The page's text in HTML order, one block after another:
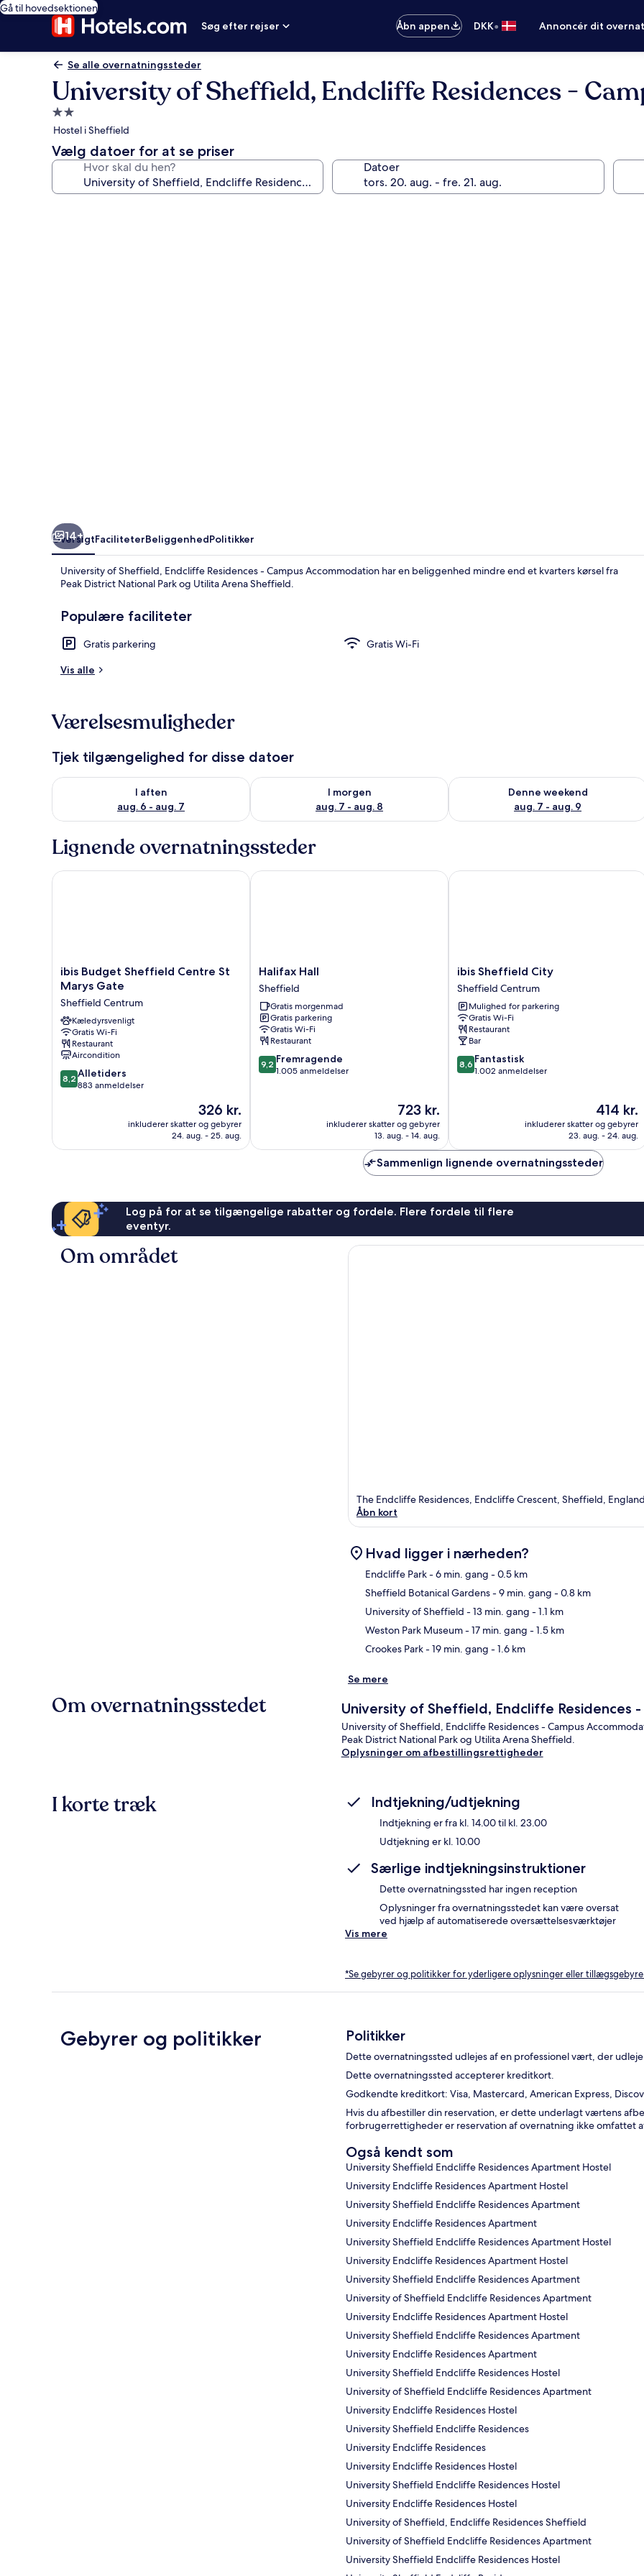
Gå til hovedsektionen
Søg efter rejser
Åbn appen DKK• Annoncér dit
Se alle overnatningssteder
University of Sheffield, Endcliffe Residences -
2.0-
stjernet
overnatningssted
Hostel i Sheffield
Vælg datoer for at se priser
Hvor skal du hen? Datoer
14+
OversigtFaciliteterBeliggenhedPolitikker
University of Sheffield, Endcliffe Residences - Campus Accommodation har en beliggenhed mindre end et kvarters kørsel fra
Peak District National Park og Utilita Arena Sheffield.
Populære faciliteter
Gratis parkering
Gratis Wi-Fi
Vis alle
Værelsesmuligheder
Tjek tilgængelighed for disse datoer
I aften
aug. 6 - aug. 7
Tjek tilgængelighed for i aften aug. 6 - aug. 7
I morgen
aug. 7 - aug. 8
Tjek tilgængelighed for i morgen aug. 7 - aug. 8
Denne weekend
aug. 7 - aug. 9
Tjek tilgængelighed for denne
Lignende overnatningssteder
ibis
Budget
Sheffield
Centre
St
Marys
Gate
Sheffield
Centrum
ibis Budget Sheffield Centre St
Marys Gate
Sheffield Centrum
Kæledyrsvenligt
Gratis Wi-Fi
Restaurant
Aircondition
8.2
ud
anmeldelser
8,2 Alletiders
883 anmeldelser
Prisen
er
326 kr.
326 kr.
inkluderer skatter og gebyrer
24. aug. - 25. aug.
ibis Budget Sheffield Centre St Marys Gate
Halifax
Hall
Sheffield
Halifax Hall
Sheffield
Gratis morgenmad
Gratis parkering
Gratis Wi-Fi
Restaurant
9.2
ud
9,2 Fremragende
1.005 anmeldelser
Prisen
er
723 kr.
723 kr.
inkluderer skatter og gebyrer
13. aug. - 14. aug.
Halifax Hall
ibis
Sheffield
City
Sheffield
Centrum
ibis Sheffield City
Sheffield Centrum
Mulighed for parkering
Gratis Wi-Fi
Restaurant
Bar
8.6
ud
8,6 Fantastisk
1.002 anmeldelser
Prisen
er
414 kr.
414 kr.
inkluderer skatter og gebyrer
23. aug. - 24. aug.
ibis Sheffield City
Sammenlign lignende overnatningssteder
Log på for at se tilgængelige rabatter og fordele. Flere fordele til flere
eventyr.
Om området
The Endcliffe Residences, Endcliffe Crescent, Sheffield,
Åbn kort
Hvad ligger i nærheden?
Endcliffe Park- 6 min. gang - 0.5 km
Sheffield Botanical Gardens- 9 min. gang - 0.8 km
University of Sheffield - 13 min. gang - 1.1 km
Weston Park Museum- 17 min. gang - 1.5 km
Crookes Park- 19 min. gang - 1.6 km
Se mere
Om overnatningsstedet University of Sheffield, Endcliffe Residences
University of Sheffield, Endcliffe Residences - Campus
Peak District National Park og Utilita Arena Sheffield.
Oplysninger om afbestillingsrettigheder
I korte træk Indtjekning/udtjekning
Indtjekning er fra kl. 14.00 til kl. 23.00
Udtjekning er kl. 10.00
Særlige indtjekningsinstruktioner
Dette overnatningssted har ingen reception
Oplysninger fra overnatningsstedet kan være oversat
ved hjælp af automatiserede oversættelsesværktøjer
Vis mere
*Se gebyrer og politikker for yderligere oplysninger eller
Gebyrer og politikker Politikker
Dette overnatningssted udlejes af en professionel vært, der
Dette overnatningssted accepterer kreditkort.
Godkendte kreditkort: Visa, Mastercard, American Express,
Hvis du afbestiller din reservation, er dette underlagt værtens
forbrugerrettigheder er reservation af overnatning ikke omfattet
Også kendt som
University Sheffield Endcliffe Residences Apartment Hostel
University Endcliffe Residences Apartment Hostel
University Sheffield Endcliffe Residences Apartment
University Endcliffe Residences Apartment
University Sheffield Endcliffe Residences Apartment Hostel
University Endcliffe Residences Apartment Hostel
University Sheffield Endcliffe Residences Apartment
University of Sheffield Endcliffe Residences Apartment
University Endcliffe Residences Apartment Hostel
University Sheffield Endcliffe Residences Apartment
University Endcliffe Residences Apartment
University Sheffield Endcliffe Residences Hostel
University of Sheffield Endcliffe Residences Apartment
University Endcliffe Residences Hostel
University Sheffield Endcliffe Residences
University Endcliffe Residences
University Endcliffe Residences Hostel
University Sheffield Endcliffe Residences Hostel
University Endcliffe Residences Hostel
University of Sheffield, Endcliffe Residences Sheffield
University of Sheffield Endcliffe Residences Apartment
University Sheffield Endcliffe Residences Hostel